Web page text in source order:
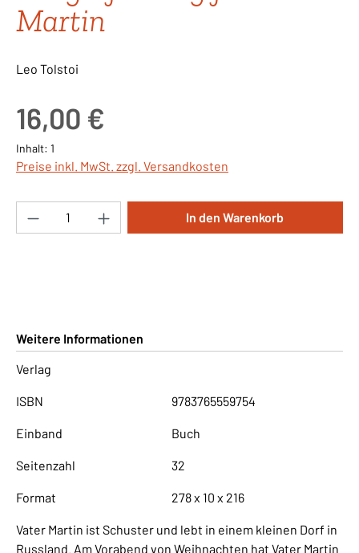
Martin
Leo Tolstoi
16,00 €
Inhalt: 1
Preise inkl. MwSt. zzgl. Versandkosten
Produkt Anzahl: Gib den gewünschten
In den Warenkorb
Weitere Informationen
Verlag
ISBN 9783765559754
Einband Buch
Seitenzahl 32
Format 278 x 10 x 216
Vater Martin ist Schuster und lebt in einem kleinen Dorf in
Russland. Am Vorabend von Weihnachten hat Vater Martin